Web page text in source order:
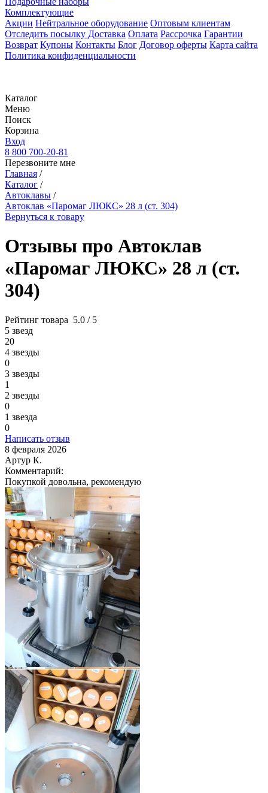
Комплектующие
Акции Нейтральное оборудование Оптовым клиентам
Отследить посылку Доставка Оплата Рассрочка Гарантии
Возврат Купоны Контакты Блог Договор оферты Карта сайта
Политика конфиденциальности
Каталог
Меню
Поиск
Корзина
Вход
8 800 700-20-81
Перезвоните мне
Главная /
Каталог /
Автоклавы /
Автоклав «Паромаг ЛЮКС» 28 л (ст. 304)
Вернуться к товару
Отзывы про Автоклав
«Паромаг ЛЮКС» 28 л (ст.
304)
Рейтинг товара 5.0 / 5
5 звезд
20
4 звезды
0
3 звезды
1
2 звезды
0
1 звезда
0
Написать отзыв
8 февраля 2026
Артур К.
Комментарий:
Покупкой довольна, рекомендую